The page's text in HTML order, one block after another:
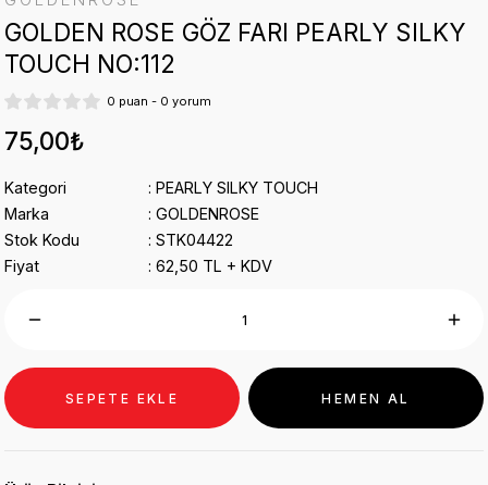
GOLDEN ROSE GÖZ FARI PEARLY SILKY
TOUCH NO:112
0 puan - 0 yorum
75,00₺
Kategori
PEARLY SILKY TOUCH
Marka
GOLDENROSE
Stok Kodu
STK04422
Fiyat
62,50 TL + KDV
SEPETE EKLE HEMEN AL